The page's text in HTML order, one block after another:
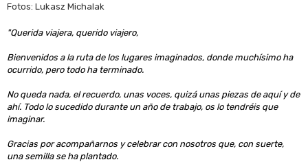
Fotos: Lukasz Michalak
"Querida viajera, querido viajero,
Bienvenidos a la ruta de los lugares imaginados, donde muchísimo ha
ocurrido, pero todo ha terminado.
No queda nada, el recuerdo, unas voces, quizá unas piezas de aquí y de
ahí. Todo lo sucedido durante un año de trabajo, os lo tendréis que
imaginar.
Gracias por acompañarnos y celebrar con nosotros que, con suerte,
una semilla se ha plantado.